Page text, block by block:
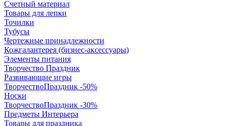
Счетный материал
Товары для лепки
Точилки
Тубусы
Чертежные принадлежности
Кожгалантерея (бизнес-аксессуары)
Элементы питания
Творчество Праздник
Развивающие игры
ТворчествоПраздник -50%
Носки
ТворчествоПраздник -30%
Предметы Интерьера
Товары для праздника